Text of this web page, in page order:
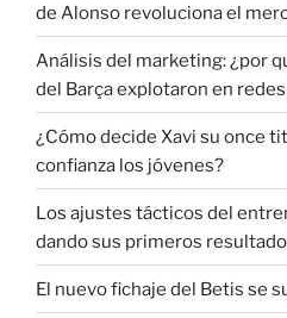
de Alonso revoluciona el
Análisis del marketing: ¿por
del Barça explotaron en
¿Cómo decide Xavi su once
confianza los jóvenes?
Los ajustes tácticos del
dando sus primeros
El nuevo fichaje del Betis se